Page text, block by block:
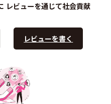
レビューを通じて社会貢献
レビューを書く